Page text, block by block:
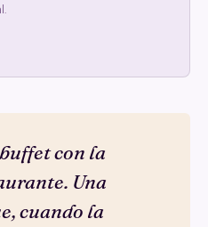
con la
Una
cuando la